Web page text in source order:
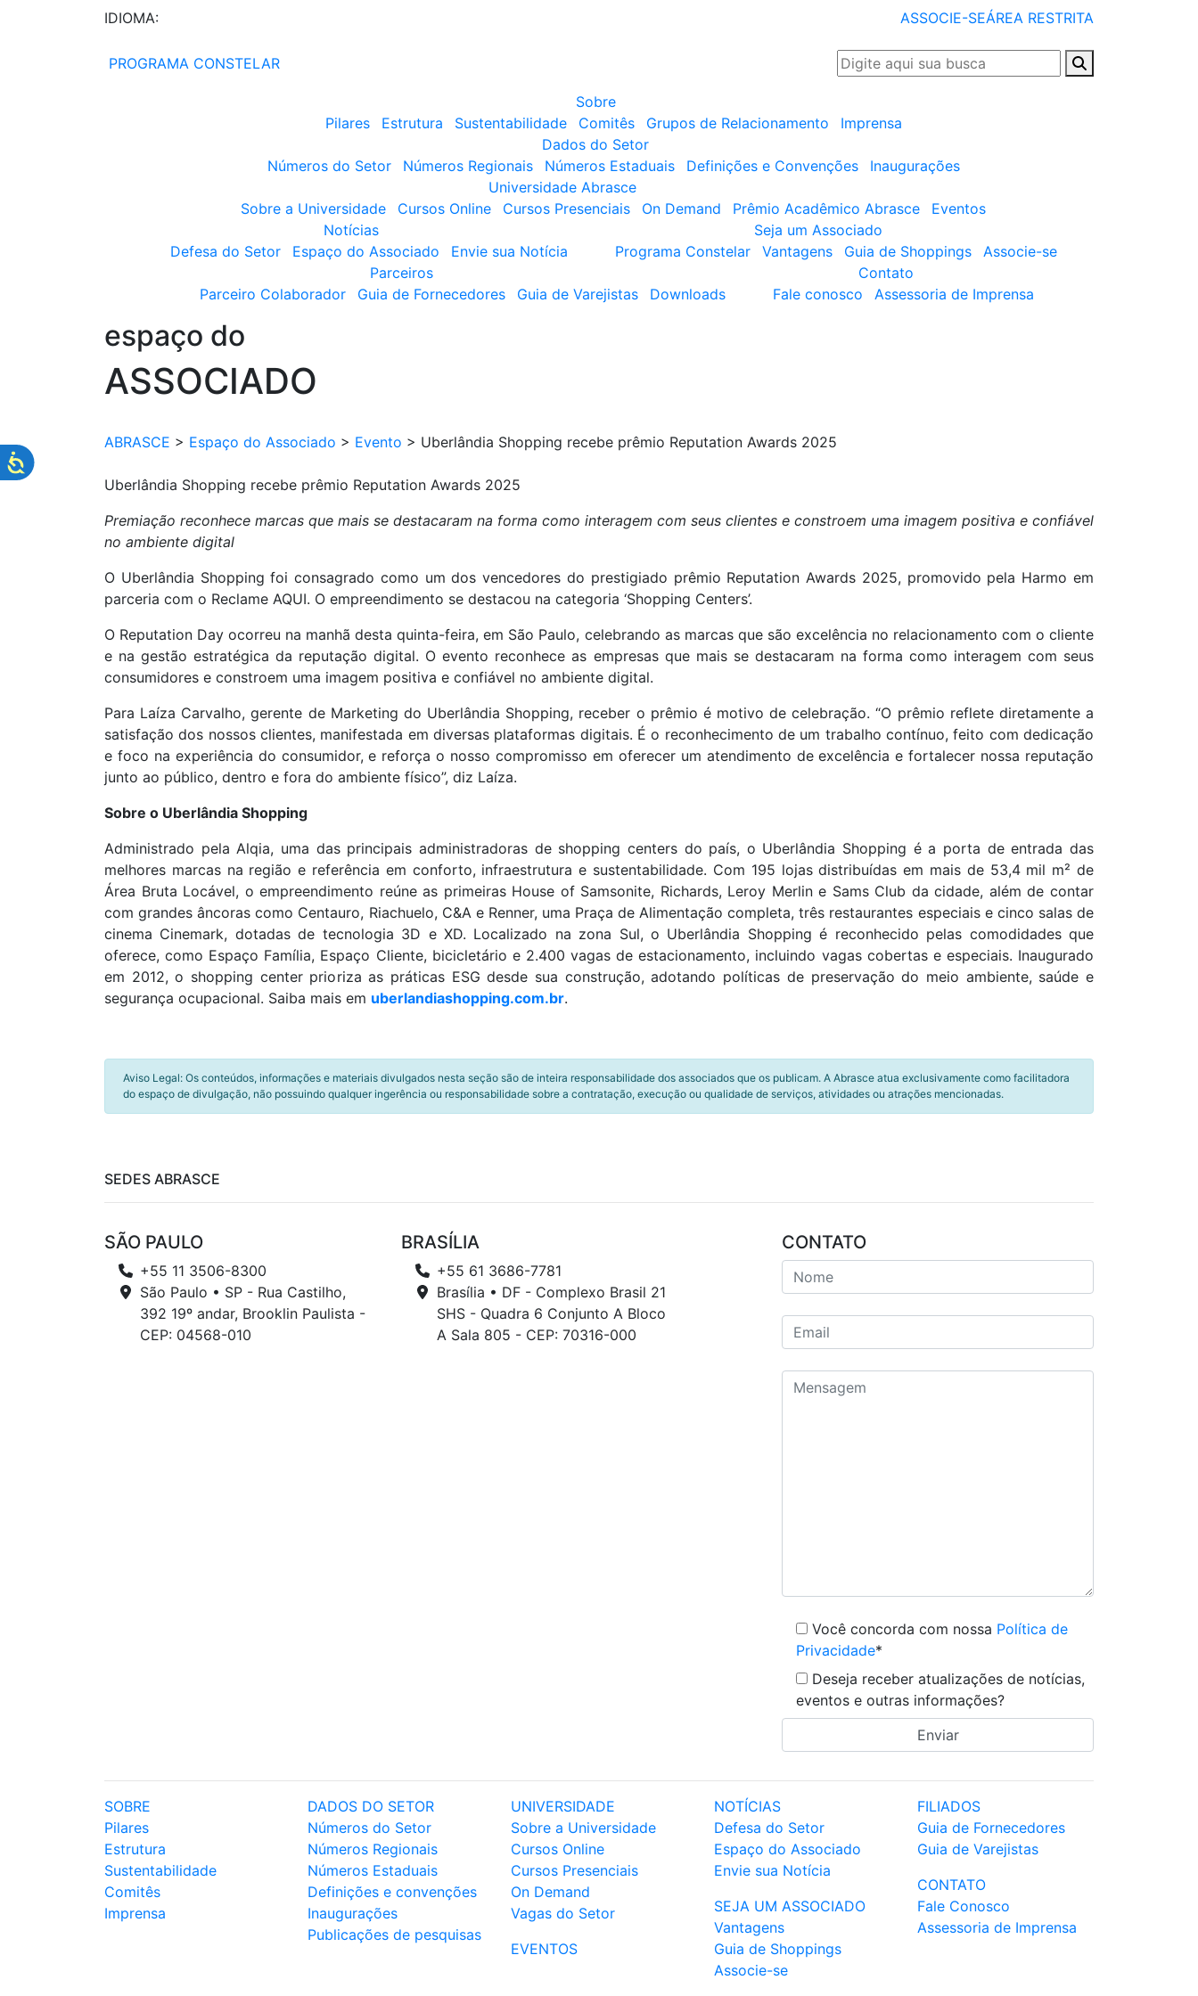
IDIOMA: ASSOCIE-SEÁREA RESTRITA
PROGRAMA CONSTELAR
Sobre
Pilares
Estrutura Sustentabilidade Comitês Grupos de Relacionamento
Imprensa
Dados do Setor
Números do Setor
Números Regionais Números Estaduais Definições e Convenções
Inaugurações
Universidade Abrasce
Sobre a Universidade
Cursos Online Cursos Presenciais On Demand Prêmio Acadêmico Abrasce
Eventos
Notícias
Defesa do Setor
Espaço do Associado Envie sua Notícia
Seja um Associado
Programa Constelar
Vantagens Guia de Shoppings
Associe-se
Parceiros
Parceiro Colaborador
Guia de Fornecedores Guia de Varejistas Downloads
Contato
Fale conosco
Assessoria de Imprensa
espaço do
ASSOCIADO
ABRASCE > Espaço do Associado > Evento > Uberlândia Shopping recebe prêmio Reputation Awards 2025
Uberlândia Shopping recebe prêmio Reputation Awards 2025
Premiação reconhece marcas que mais se destacaram na forma como interagem com seus clientes e constroem uma imagem positiva e confiável
no ambiente digital
O Uberlândia Shopping foi consagrado como um dos vencedores do prestigiado prêmio Reputation Awards 2025, promovido pela Harmo em
parceria com o Reclame AQUI. O empreendimento se destacou na categoria ‘Shopping Centers’.
O Reputation Day ocorreu na manhã desta quinta-feira, em São Paulo, celebrando as marcas que são excelência no relacionamento com o cliente
e na gestão estratégica da reputação digital. O evento reconhece as empresas que mais se destacaram na forma como interagem com seus
consumidores e constroem uma imagem positiva e confiável no ambiente digital.
Para Laíza Carvalho, gerente de Marketing do Uberlândia Shopping, receber o prêmio é motivo de celebração. “O prêmio reflete diretamente a
satisfação dos nossos clientes, manifestada em diversas plataformas digitais. É o reconhecimento de um trabalho contínuo, feito com dedicação
e foco na experiência do consumidor, e reforça o nosso compromisso em oferecer um atendimento de excelência e fortalecer nossa reputação
junto ao público, dentro e fora do ambiente físico”, diz Laíza.
Sobre o Uberlândia Shopping
Administrado pela Alqia, uma das principais administradoras de shopping centers do país, o Uberlândia Shopping é a porta de entrada das
melhores marcas na região e referência em conforto, infraestrutura e sustentabilidade. Com 195 lojas distribuídas em mais de 53,4 mil m² de
Área Bruta Locável, o empreendimento reúne as primeiras House of Samsonite, Richards, Leroy Merlin e Sams Club da cidade, além de contar
com grandes âncoras como Centauro, Riachuelo, C&A e Renner, uma Praça de Alimentação completa, três restaurantes especiais e cinco salas de
cinema Cinemark, dotadas de tecnologia 3D e XD. Localizado na zona Sul, o Uberlândia Shopping é reconhecido pelas comodidades que
oferece, como Espaço Família, Espaço Cliente, bicicletário e 2.400 vagas de estacionamento, incluindo vagas cobertas e especiais. Inaugurado
em 2012, o shopping center prioriza as práticas ESG desde sua construção, adotando políticas de preservação do meio ambiente, saúde e
segurança ocupacional. Saiba mais em uberlandiashopping.com.br.
Aviso Legal: Os conteúdos, informações e materiais divulgados nesta seção são de inteira responsabilidade dos associados que os publicam. A Abrasce atua exclusivamente como facilitadora
do espaço de divulgação, não possuindo qualquer ingerência ou responsabilidade sobre a contratação, execução ou qualidade de serviços, atividades ou atrações mencionadas.
SEDES ABRASCE
SÃO PAULO
+55 11 3506-8300
São Paulo • SP - Rua Castilho,
392 19º andar, Brooklin Paulista -
CEP: 04568-010
BRASÍLIA
+55 61 3686-7781
Brasília • DF - Complexo Brasil 21
SHS - Quadra 6 Conjunto A Bloco
A Sala 805 - CEP: 70316-000
CONTATO
Você concorda com nossa Política de
Privacidade*
Deseja receber atualizações de notícias,
eventos e outras informações?
SOBRE
Pilares
Estrutura
Sustentabilidade
Comitês
Imprensa
DADOS DO SETOR
Números do Setor
Números Regionais
Números Estaduais
Definições e convenções
Inaugurações
Publicações de pesquisas
UNIVERSIDADE
Sobre a Universidade
Cursos Online
Cursos Presenciais
On Demand
Vagas do Setor
EVENTOS
NOTÍCIAS
Defesa do Setor
Espaço do Associado
Envie sua Notícia
SEJA UM ASSOCIADO
Vantagens
Guia de Shoppings
Associe-se
FILIADOS
Guia de Fornecedores
Guia de Varejistas
CONTATO
Fale Conosco
Assessoria de Imprensa